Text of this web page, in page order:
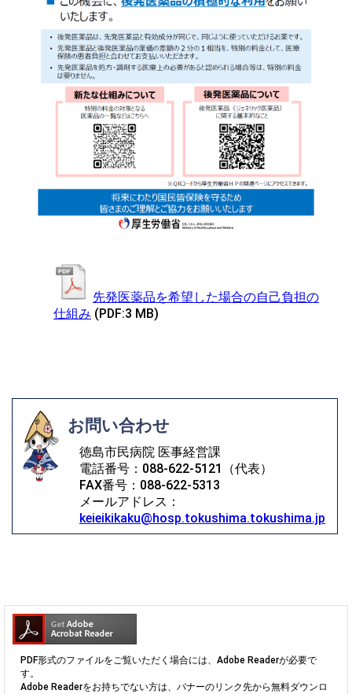
先発医薬品を希望した場合の自己負担の
仕組み (PDF:3 MB)
お問い合わせ
徳島市民病院 医事経営課
電話番号：088-622-5121（代表）
FAX番号：088-622-5313
メールアドレス：
keieikikaku@hosp.tokushima.tokushima.jp
PDF形式のファイルをご覧いただく場合には、Adobe Readerが必要で
す。
Adobe Readerをお持ちでない方は、バナーのリンク先から無料ダウンロ